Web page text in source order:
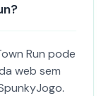
Run pode
web sem